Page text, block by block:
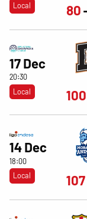
Local
80
17 Dec
20:30
Local
100
14 Dec
18:00
Local
107